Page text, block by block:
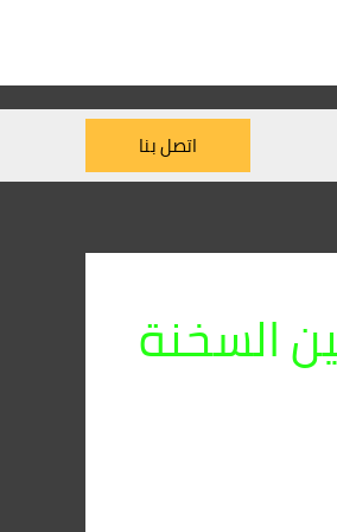
اتصل بنا
السخنة